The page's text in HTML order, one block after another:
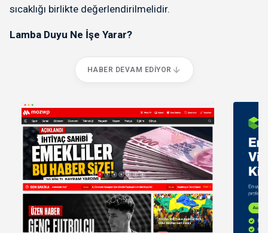
sıcaklığı birlikte değerlendirilmelidir.
Lamba Duyu Ne İşe Yarar?
HABER DEVAM EDIYOR